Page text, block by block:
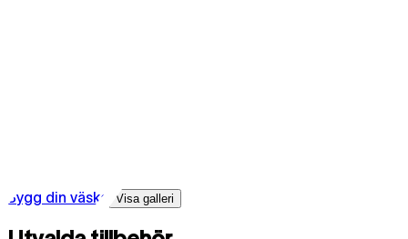
Bygg din väska Visa galleri